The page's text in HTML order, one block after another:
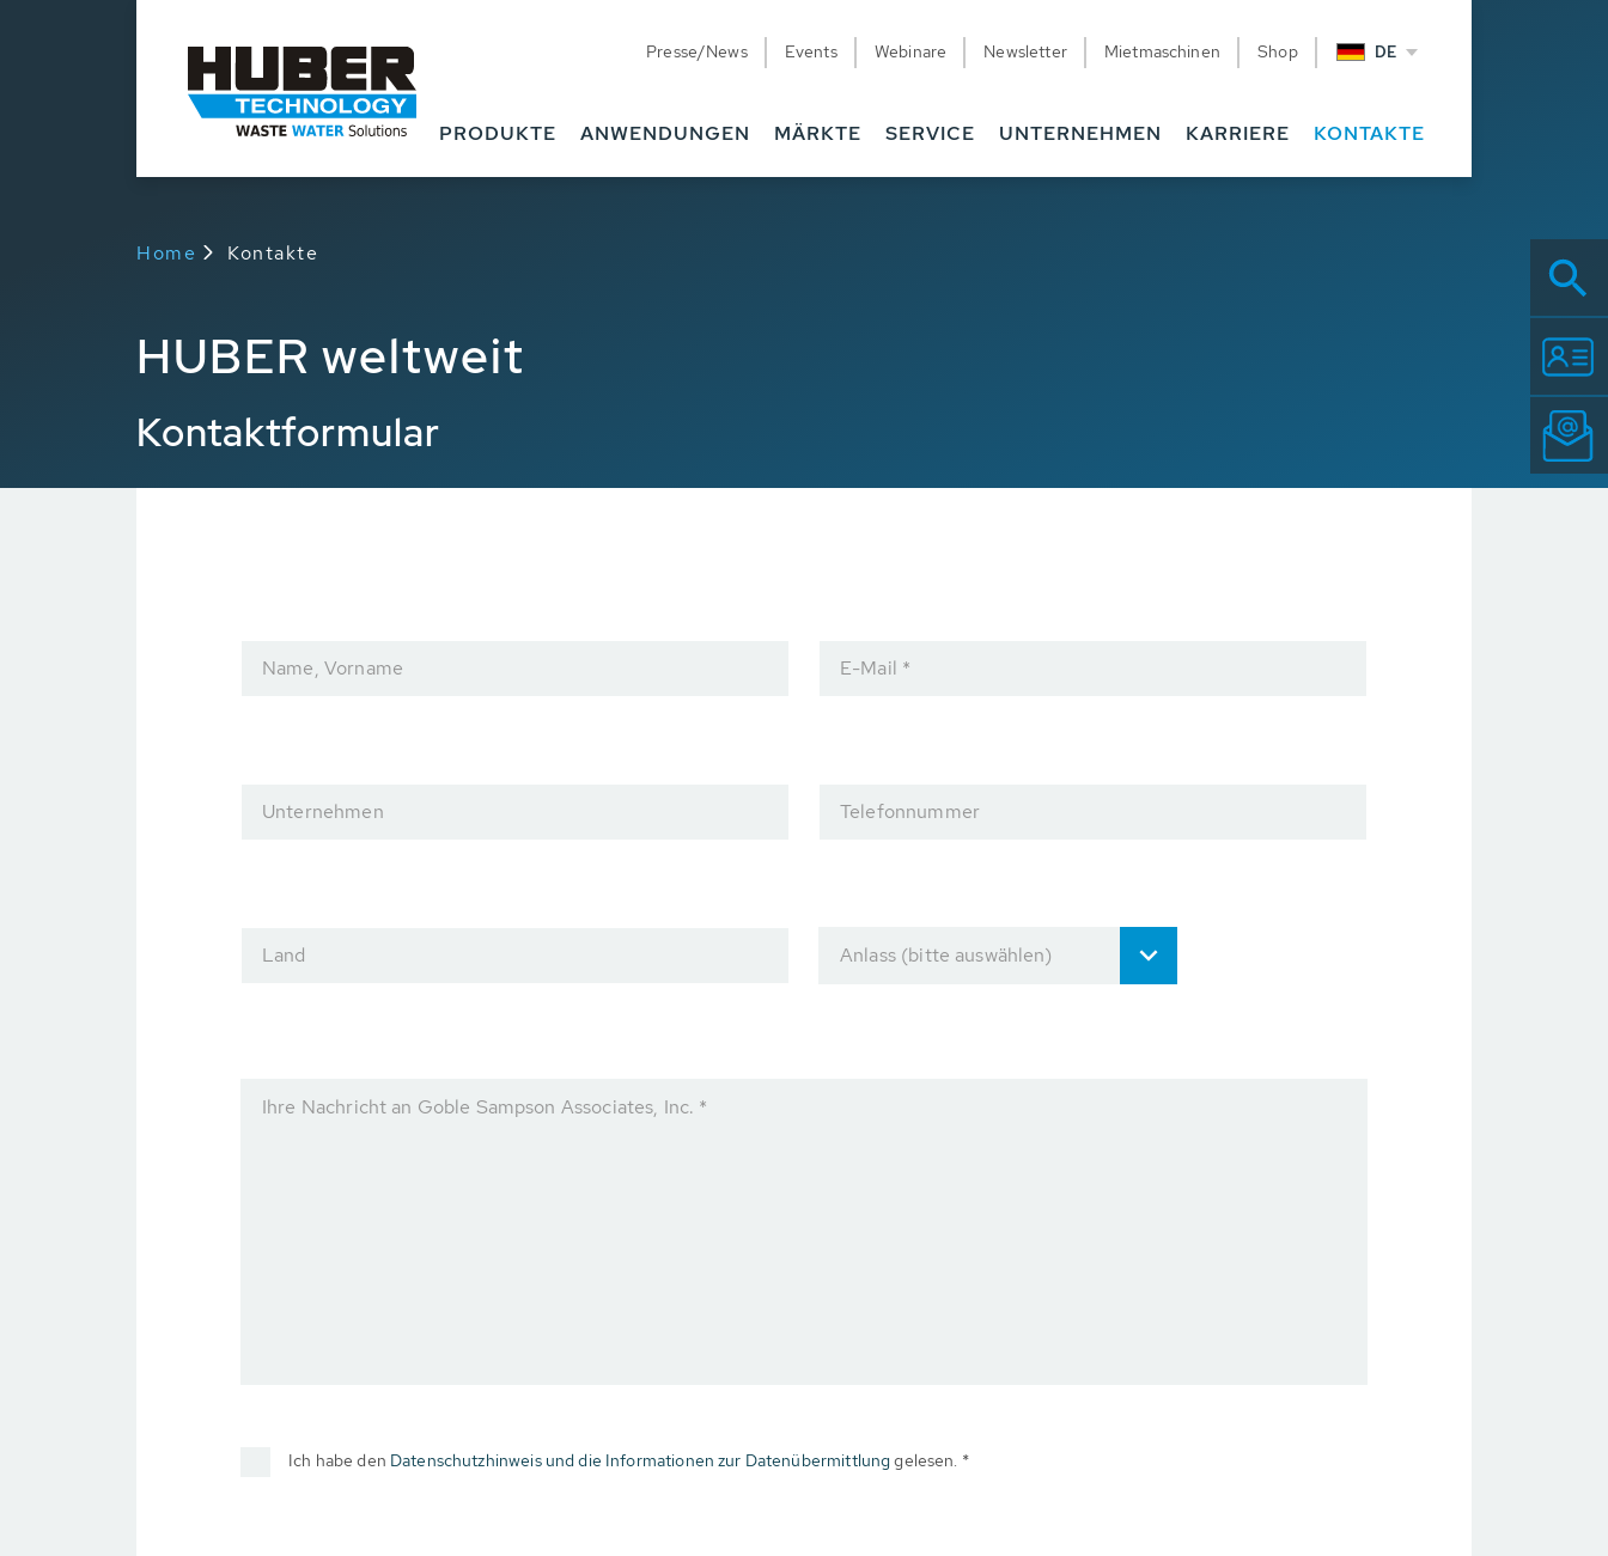
Presse/News Events Webinare Newsletter Mietmaschinen Shop DE
PRODUKTE ANWENDUNGEN MÄRKTE SERVICE UNTERNEHMEN KARRIERE KONTAKTE
Home Kontakte
HUBER weltweit
Kontaktformular
Name, Vorname E-Mail *
Unternehmen Telefonnummer
Land Anlass (bitte auswählen)
Ihre Nachricht an Goble Sampson Associates, Inc. *
Ich habe den Datenschutzhinweis und die Informationen zur Datenübermittlunggelesen. *